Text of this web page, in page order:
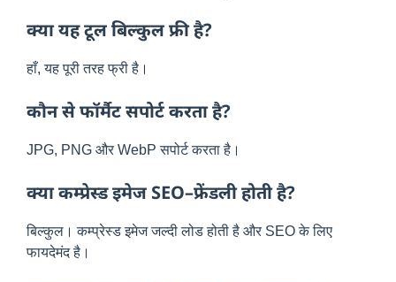
क्या यह टूल बिल्कुल फ्री है?
हाँ, यह पूरी तरह फ्री है।
कौन से फॉर्मैट सपोर्ट करता है?
JPG, PNG और WebP सपोर्ट करता है।
क्या कम्प्रेस्ड इमेज SEO–फ्रेंडली होती है?
बिल्कुल। कम्प्रेस्ड इमेज जल्दी लोड होती है और SEO के लिए
फायदेमंद है।